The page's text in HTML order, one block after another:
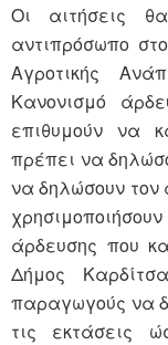
Οι αιτήσεις
αντιπρόσωπο
Αγροτικής
Κανονισμό
επιθυμούν να
πρέπει να
να δηλώσουν τον
άρδευσης που
Δήμος
παραγωγούς να
τις εκτάσεις